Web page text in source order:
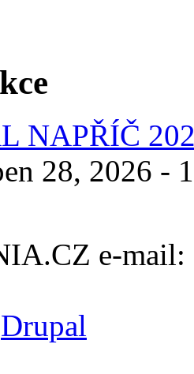
NAPŘÍČ
28, 2026 -
e-mail:
Drupal